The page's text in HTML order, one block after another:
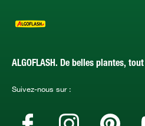
ALGOFLASH. De belles plantes,
Suivez-nous sur :